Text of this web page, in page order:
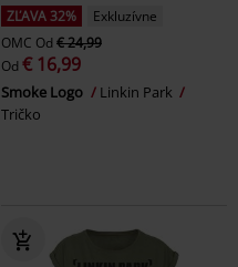
ZĽAVA 32%
Exkluzívne
OMC Od € 24,99
Od € 16,99
Smoke Logo
Linkin Park
Tričko